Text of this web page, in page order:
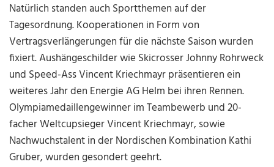
Natürlich standen auch Sportthemen auf der
Tagesordnung. Kooperationen in Form von
Vertragsverlängerungen für die nächste Saison wurden
fixiert. Aushängeschilder wie Skicrosser Johnny Rohrweck
und Speed-Ass Vincent Kriechmayr präsentieren ein
weiteres Jahr den Energie AG Helm bei ihren Rennen.
Olympiamedaillengewinner im Teambewerb und 20-
facher Weltcupsieger Vincent Kriechmayr, sowie
Nachwuchstalent in der Nordischen Kombination Kathi
Gruber, wurden gesondert geehrt.